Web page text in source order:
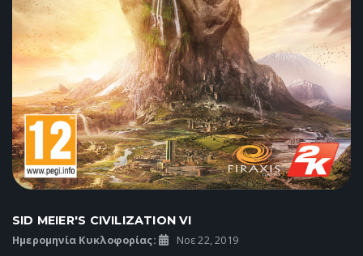
SID MEIER'S CIVILIZATION VI
Ημερομηνία Κυκλοφορίας: Νοε 22, 2019